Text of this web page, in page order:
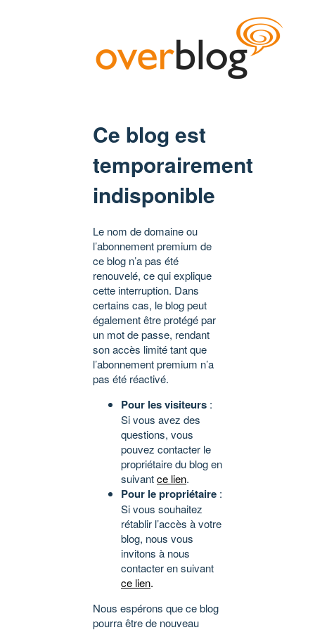
Ce blog est
temporairement
indisponible
Le nom de domaine ou
l’abonnement premium de
ce blog n’a pas été
renouvelé, ce qui explique
cette interruption. Dans
certains cas, le blog peut
également être protégé par
un mot de passe, rendant
son accès limité tant que
l’abonnement premium n’a
pas été réactivé.
Pour les visiteurs :
Si vous avez des
questions, vous
pouvez contacter le
propriétaire du blog en
suivantce lien.
Pour le propriétaire :
Si vous souhaitez
rétablir l’accès à votre
blog, nous vous
invitons à nous
contacter en suivant
ce lien.
Nous espérons que ce blog
pourra être de nouveau